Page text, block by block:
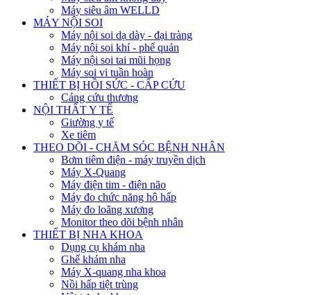
Máy siêu âm WELLD
MÁY NỘI SOI
Máy nội soi dạ dày - đại tràng
Máy nội soi khí - phế quản
Máy nội soi tai mũi họng
Máy soi vi tuần hoàn
THIẾT BỊ HỒI SỨC - CẤP CỨU
Cáng cứu thương
NỘI THẤT Y TẾ
Giường y tế
Xe tiêm
THEO DÕI - CHĂM SÓC BỆNH NHÂN
Bơm tiêm điện - máy truyền dịch
Máy X-Quang
Máy điện tim - điện não
Máy đo chức năng hô hấp
Máy đo loãng xương
Monitor theo dõi bệnh nhân
THIẾT BỊ NHA KHOA
Dụng cụ khám nha
Ghế khám nha
Máy X-quang nha khoa
Nồi hấp tiệt trùng